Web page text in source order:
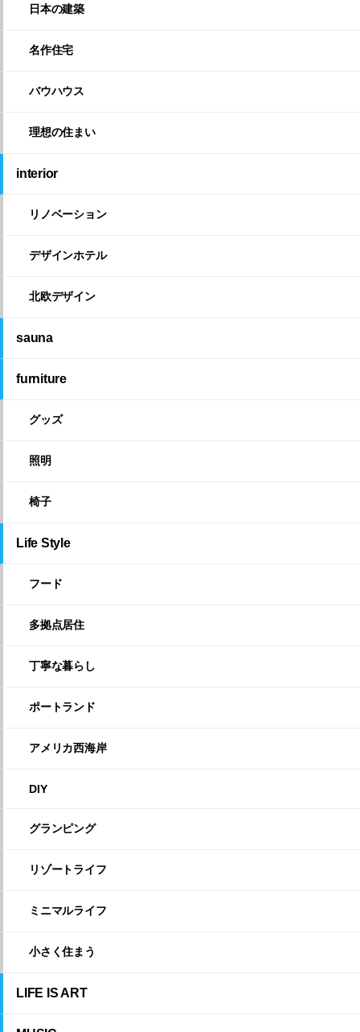
日本の建築
名作住宅
バウハウス
理想の住まい
interior
リノベーション
デザインホテル
北欧デザイン
sauna
furniture
グッズ
照明
椅子
Life Style
フード
多拠点居住
丁寧な暮らし
ポートランド
アメリカ西海岸
DIY
グランピング
リゾートライフ
ミニマルライフ
小さく住まう
LIFE IS ART